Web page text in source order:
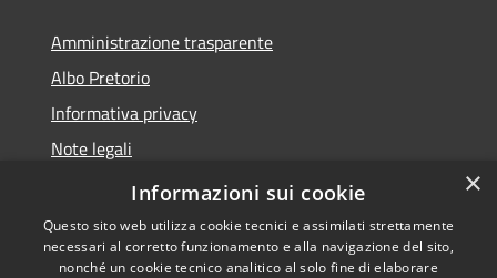
Amministrazione trasparente
Albo Pretorio
Informativa privacy
Note legali
Dichiarazione di accessibilità
×
Informazioni sui cookie
Questo sito web utilizza cookie tecnici e assimilati strettamente
necessari al corretto funzionamento e alla navigazione del sito,
nonché un cookie tecnico analitico al solo fine di elaborare